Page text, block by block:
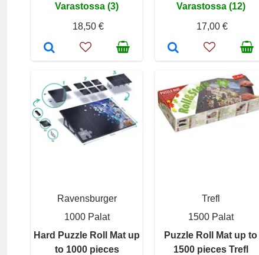
Varastossa (3)
18,50 €
Varastossa (12)
17,00 €
Ravensburger
1000 Palat
Hard Puzzle Roll Mat up
to 1000 pieces
Trefl
1500 Palat
Puzzle Roll Mat up to
1500 pieces Trefl